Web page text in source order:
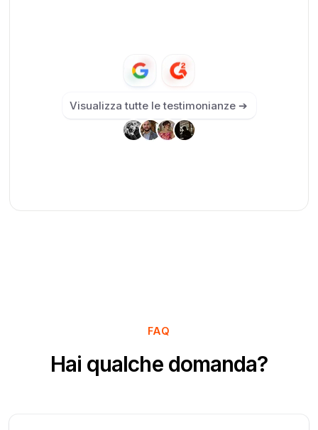
Visualizza tutte le testimonianze ➔
FAQ
Hai qualche domanda?